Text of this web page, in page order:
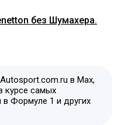
без Шумахера.
в Max,
курсе самых
в Формуле 1 и других